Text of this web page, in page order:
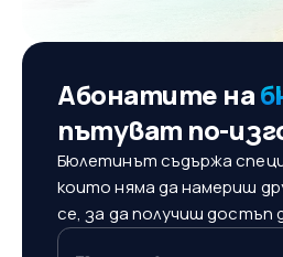
Абонатите на
пътуват по-
Бюлетинът съдържа
които няма да намериш
се, за да получиш достъп
Твоят имейл адрес